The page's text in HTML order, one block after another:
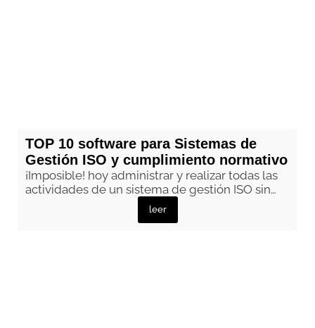
TOP 10 software para Sistemas de
Gestión ISO y cumplimiento normativo
¡Imposible! hoy administrar y realizar todas las
actividades de un sistema de gestión ISO sin…
leer